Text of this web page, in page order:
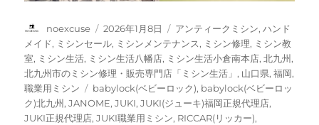
投
稿
者
noexcuse
投
稿
日:
2026年1月8日
カ
テ
ゴ
リ
ー
アンティークミシン,ハンド
メイド, ミシンセール, ミシンメンテナンス, ミシン修理, ミシン教
室, ミシン生活, ミシン生活八幡店, ミシン生活小倉南本店,北九州,
北九州市のミシン修理・販売専門店「ミシン生活」, 山口県,福岡,
職業用ミシン
タ
グ
babylock(ベビーロック), babylock(ベビーロッ
ク)北九州,JANOME,JUKI,JUKI(ジューキ)福岡正規代理店,
JUKI正規代理店,JUKI職業用ミシン, RICCAR(リッカー),